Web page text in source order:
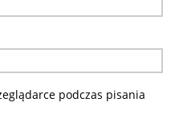
podczas pisania